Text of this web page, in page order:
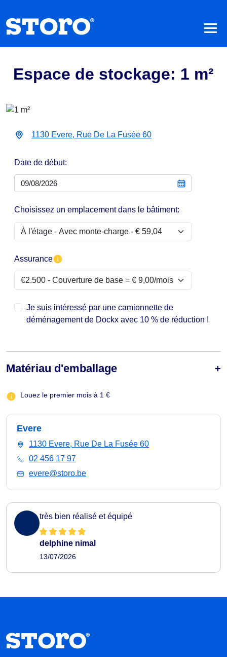
Espace de stockage: 1 m²
1130 Evere, Rue De La Fusée 60
Date de début:
Choisissez un emplacement dans le bâtiment:
Assurance
Je suis intéressé par une camionnette de
déménagement de Dockx avec 10 % de réduction !
Matériau d'emballage
Louez le premier mois à 1 €
Evere
1130 Evere, Rue De La Fusée 60
02 456 17 97
evere@storo.be
très bien réalisé et équipé
delphine nimal
13/07/2026